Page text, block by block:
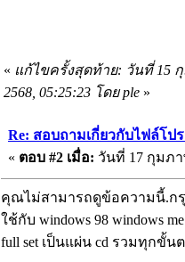
« แก้ไขครั้งสุดท้าย: วันที่ 15
2568, 05:25:23 โดย ple »
Re: สอบถามเกี่ยวกับไฟล์โปร
« ตอบ #2 เมื่อ: วันที่ 17 กุมภา
คุณไม่สามารถดูข้อความนี้.ก
ใช้กับ windows 98 windows
full set เป็นแผ่น cd รวมทุกขั้